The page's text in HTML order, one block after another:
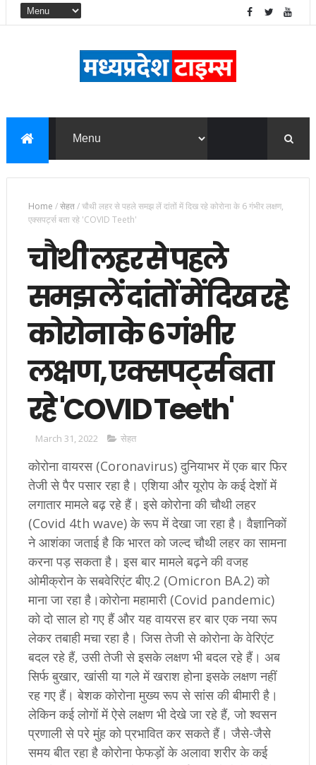
Home /सेहत/चौथी लहर से पहले समझ लें दांतों में दिख रहे कोरोना के 6 गंभीर लक्षण,
एक्सपर्ट्स बता रहे 'COVID Teeth'
चौथी लहर से पहले
समझ लें दांतों में दिख रहे
कोरोना के 6 गंभीर
लक्षण, एक्सपर्ट्स बता
रहे 'COVID Teeth'
March 31, 2022 सेहत
कोरोना वायरस (Coronavirus) दुनियाभर में एक बार फिर
तेजी से पैर पसार रहा है। एशिया और यूरोप के कई देशों में
लगातार मामले बढ़ रहे हैं। इसे कोरोना की चौथी लहर
(Covid 4th wave) के रूप में देखा जा रहा है। वैज्ञानिकों
ने आशंका जताई है कि भारत को जल्द चौथी लहर का सामना
करना पड़ सकता है। इस बार मामले बढ़ने की वजह
ओमीक्रोन के सबवेरिएंट बीए.2 (Omicron BA.2) को
माना जा रहा है।कोरोना महामारी (Covid pandemic)
को दो साल हो गए हैं और यह वायरस हर बार एक नया रूप
लेकर तबाही मचा रहा है। जिस तेजी से कोरोना के वेरिएंट
बदल रहे हैं, उसी तेजी से इसके लक्षण भी बदल रहे हैं। अब
सिर्फ बुखार, खांसी या गले में खराश होना इसके लक्षण नहीं
रह गए हैं। बेशक कोरोना मुख्य रूप से सांस की बीमारी है।
लेकिन कई लोगों में ऐसे लक्षण भी देखे जा रहे हैं, जो श्वसन
प्रणाली से परे मुंह को प्रभावित कर सकते हैं। जैसे-जैसे
समय बीत रहा है कोरोना फेफड़ों के अलावा शरीर के कई